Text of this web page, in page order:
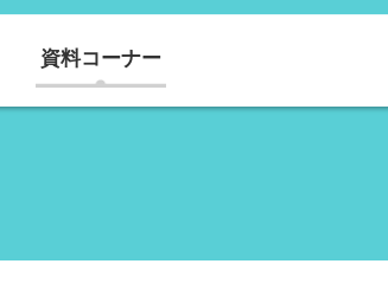
資料コーナー